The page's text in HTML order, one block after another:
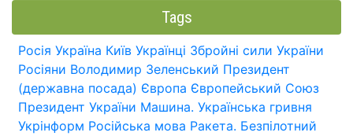
Tags
Росія Україна Київ Українці Збройні сили України
Росіяни Володимир Зеленський Президент
(державна посада) Європа Європейський Союз
Президент України Машина. Українська гривня
Укрінформ Російська мова Ракета. Безпілотний